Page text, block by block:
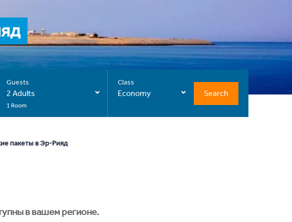
Guests
2 Adults
1 Room
Class
Economy Search
пакеты в Эр-Рияд
в вашем регионе.